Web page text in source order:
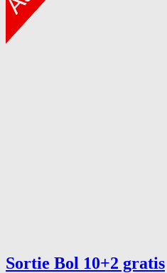
Sortie Bol 10+2 gratis